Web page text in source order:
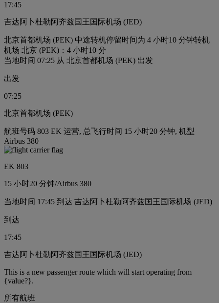
17:45
吉达阿卜杜勒阿齐兹国王国际机场 (JED)
北京首都机场 (PEK) 中途转机停留时间为 4 小时10 分钟转机
机场 北京 (PEK)：4 小时10 分
当地时间 07:25 从 北京首都机场 (PEK) 出发
出发
07:25
北京首都机场 (PEK)
航班号码 803 EK 运营, 总飞行时间 15 小时20 分钟, 机型
Airbus 380
EK 803
15 小时20 分钟/Airbus 380
当地时间 17:45 到达 吉达阿卜杜勒阿齐兹国王国际机场 (JED)
到达
17:45
吉达阿卜杜勒阿齐兹国王国际机场 (JED)
This is a new passenger route which will start operating from
{value?}.
所有航班